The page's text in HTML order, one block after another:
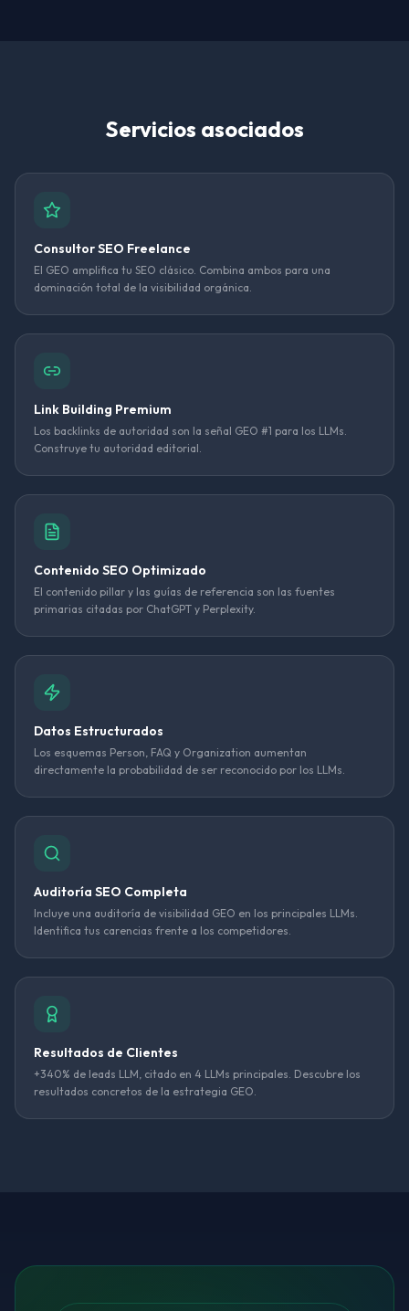
Servicios asociados
Consultor SEO Freelance
El GEO amplifica tu SEO clásico. Combina ambos para una
dominación total de la visibilidad orgánica.
Link Building Premium
Los backlinks de autoridad son la señal GEO #1 para los LLMs.
Construye tu autoridad editorial.
Contenido SEO Optimizado
El contenido pillar y las guías de referencia son las fuentes
primarias citadas por ChatGPT y Perplexity.
Datos Estructurados
Los esquemas Person, FAQ y Organization aumentan
directamente la probabilidad de ser reconocido por los LLMs.
Auditoría SEO Completa
Incluye una auditoría de visibilidad GEO en los principales LLMs.
Identifica tus carencias frente a los competidores.
Resultados de Clientes
+340% de leads LLM, citado en 4 LLMs principales. Descubre los
resultados concretos de la estrategia GEO.